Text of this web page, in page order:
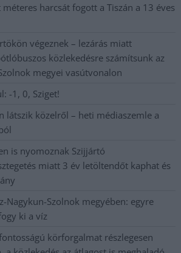
harcsát fogott a Tiszán a 13 éves
végeznek – lezárás miatt
közlekedésre számítsunk az
megyei vasútvonalon
-1, 0, Sziget!
látszik közelről – heti médiaszemle a
is nyomoznak Szijjártó
miatt 3 év letöltendőt kaphat és
Nagykun-Szolnok megyében: egyre
ki a víz
körforgalmat részlegesen